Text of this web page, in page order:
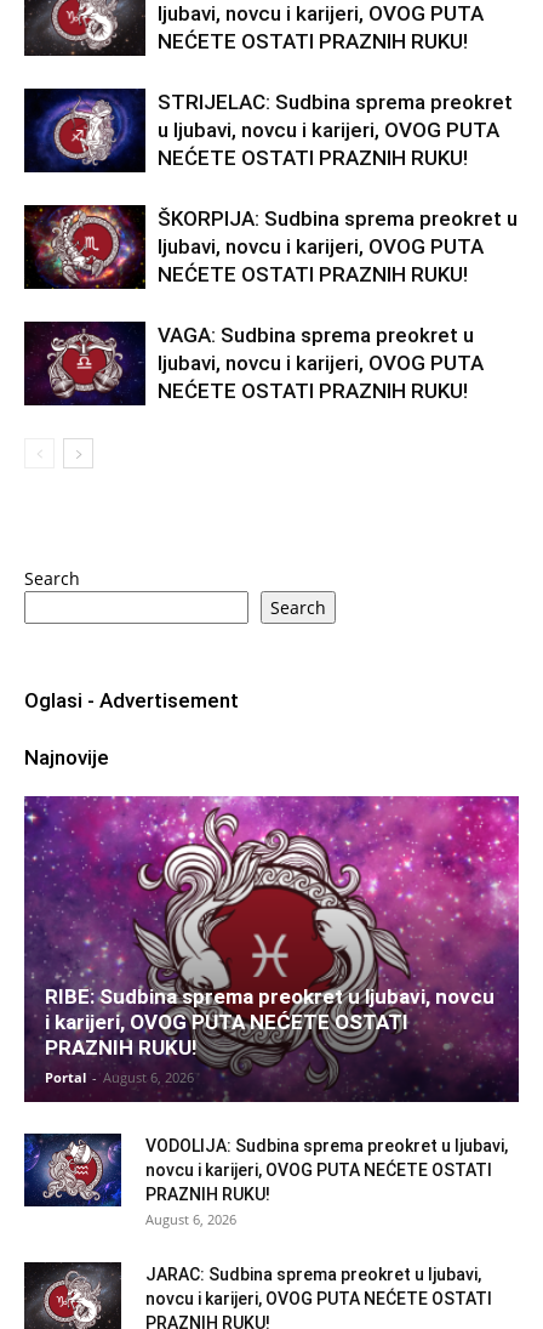
ljubavi, novcu i karijeri, OVOG PUTA
NEĆETE OSTATI PRAZNIH RUKU!
STRIJELAC: Sudbina sprema preokret
u ljubavi, novcu i karijeri, OVOG PUTA
NEĆETE OSTATI PRAZNIH RUKU!
ŠKORPIJA: Sudbina sprema preokret u
ljubavi, novcu i karijeri, OVOG PUTA
NEĆETE OSTATI PRAZNIH RUKU!
VAGA: Sudbina sprema preokret u
ljubavi, novcu i karijeri, OVOG PUTA
NEĆETE OSTATI PRAZNIH RUKU!
Search
Search
Oglasi - Advertisement
Najnovije
RIBE: Sudbina sprema preokret u ljubavi, novcu
i karijeri, OVOG PUTA NEĆETE OSTATI
PRAZNIH RUKU!
Portal - August 6, 2026
VODOLIJA: Sudbina sprema preokret u ljubavi,
novcu i karijeri, OVOG PUTA NEĆETE OSTATI
PRAZNIH RUKU!
August 6, 2026
JARAC: Sudbina sprema preokret u ljubavi,
novcu i karijeri, OVOG PUTA NEĆETE OSTATI
PRAZNIH RUKU!